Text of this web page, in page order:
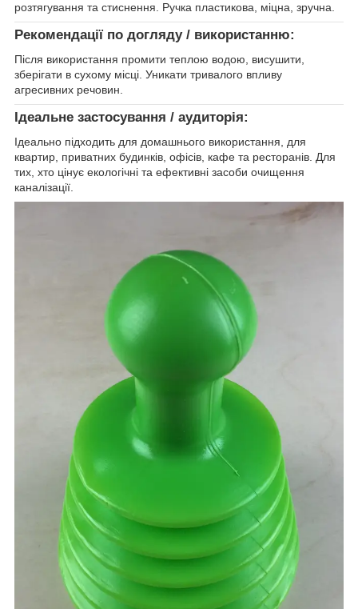
розтягування та стиснення. Ручка пластикова, міцна, зручна.
Рекомендації по догляду / використанню:
Після використання промити теплою водою, висушити,
зберігати в сухому місці. Уникати тривалого впливу
агресивних речовин.
Ідеальне застосування / аудиторія:
Ідеально підходить для домашнього використання, для
квартир, приватних будинків, офісів, кафе та ресторанів. Для
тих, хто цінує екологічні та ефективні засоби очищення
каналізації.